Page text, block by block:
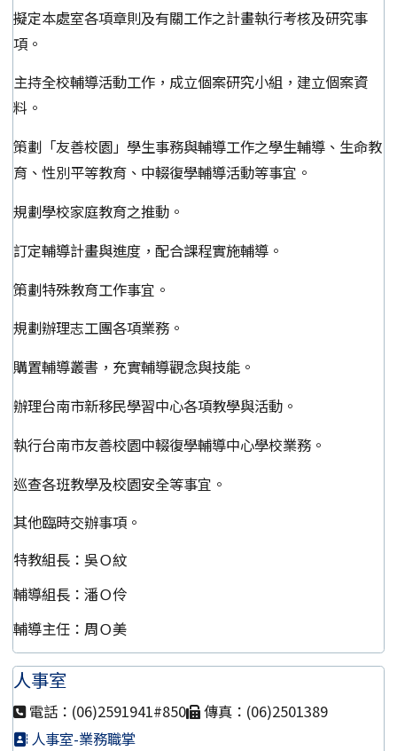
擬定本處室各項章則及有關工作之計畫執行考核及研究事
項。
主持全校輔導活動工作，成立個案研究小組，建立個案資
料。
策劃「友善校園」學生事務與輔導工作之學生輔導、生命教
育、性別平等教育、中輟復學輔導活動等事宜。
規劃學校家庭教育之推動。
訂定輔導計畫與進度，配合課程實施輔導。
策劃特殊教育工作事宜。
規劃辦理志工團各項業務。
購置輔導叢書，充實輔導觀念與技能。
辦理台南市新移民學習中心各項教學與活動。
執行台南市友善校園中輟復學輔導中心學校業務。
巡查各班教學及校園安全等事宜。
其他臨時交辦事項。
特教組長：吳Ｏ紋
輔導組長：潘Ｏ伶
輔導主任：周Ｏ美
人事室
電話：(06)2591941#850
傳真：(06)2501389
人事室-業務職掌